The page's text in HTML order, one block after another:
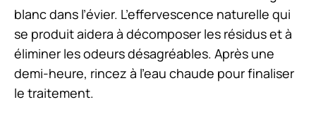
blanc dans l’évier. L’effervescence naturelle qui
se produit aidera à décomposer les résidus et à
éliminer les odeurs désagréables. Après une
demi-heure, rincez à l’eau chaude pour finaliser
le traitement.